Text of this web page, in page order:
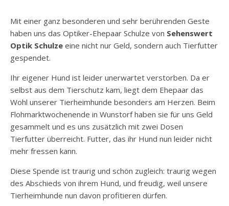
Mit einer ganz besonderen und sehr berührenden Geste
haben uns das Optiker-Ehepaar Schulze von Sehenswert
Optik Schulze eine nicht nur Geld, sondern auch Tierfutter
gespendet.
Ihr eigener Hund ist leider unerwartet verstorben. Da er
selbst aus dem Tierschutz kam, liegt dem Ehepaar das
Wohl unserer Tierheimhunde besonders am Herzen. Beim
Flohmarktwochenende in Wunstorf haben sie für uns Geld
gesammelt und es uns zusätzlich mit zwei Dosen
Tierfutter überreicht. Futter, das ihr Hund nun leider nicht
mehr fressen kann.
Diese Spende ist traurig und schön zugleich: traurig wegen
des Abschieds von ihrem Hund, und freudig, weil unsere
Tierheimhunde nun davon profitieren dürfen.